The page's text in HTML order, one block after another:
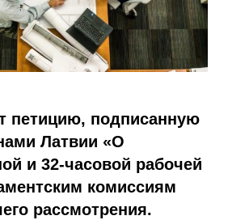
петицию, подписанную
Латвии «О
и 32-часовой рабочей
комиссиям
рассмотрения.